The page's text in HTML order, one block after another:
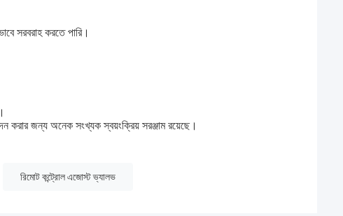
সরবরাহ করতে পারি।
করার জন্য অনেক সংখ্যক স্বয়ংক্রিয় সরঞ্জাম রয়েছে।
রিমোট কন্ট্রোল এজোস্ট ভ্যালভ